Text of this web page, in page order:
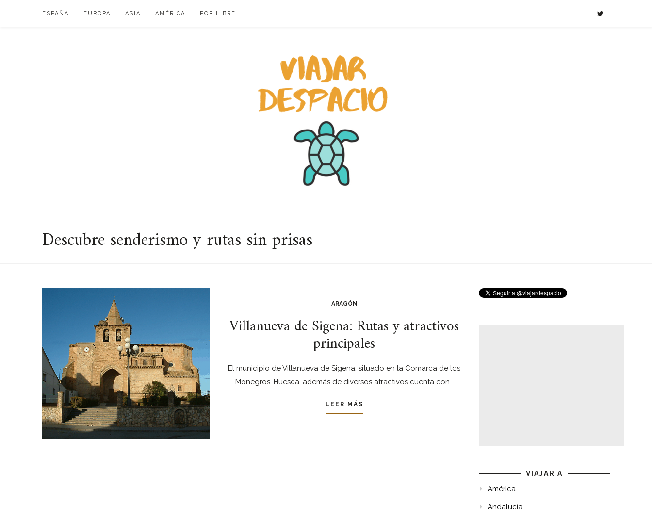
ESPAÑA EUROPA ASIA AMÉRICA POR LIBRE
Descubre senderismo y rutas sin prisas
ARAGÓN
Villanueva de Sigena: Rutas y atractivos
principales
El municipio de Villanueva de Sigena, situado en la Comarca de los
Monegros, Huesca, además de diversos atractivos cuenta con…
LEER MÁS
VIAJAR A
América
Andalucía